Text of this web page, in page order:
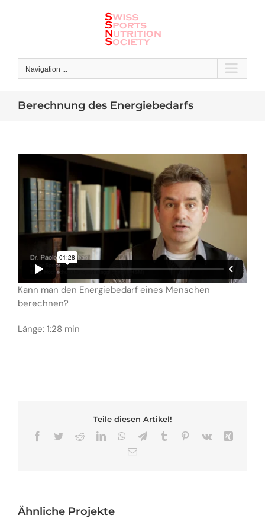
Navigation ...
Berechnung des Energiebedarfs
Kann man den Energiebedarf eines Menschen
berechnen?
Länge: 1:28 min
Teile diesen Artikel!
Facebook
TwitterRedditLinkedInWhatsApp
TelegramTumblr Pinterest
Vk
E-
Ähnliche Projekte